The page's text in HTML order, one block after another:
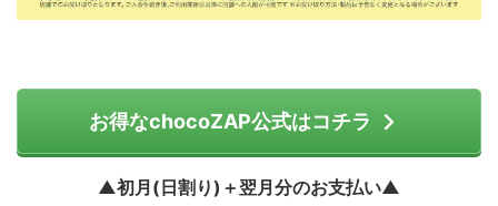
お得なchocoZAP公式はコチラ
▲初月(日割り)＋翌月分のお支払い▲